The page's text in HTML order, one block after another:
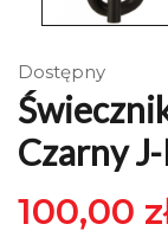
Dostępny
Czarny
100,00